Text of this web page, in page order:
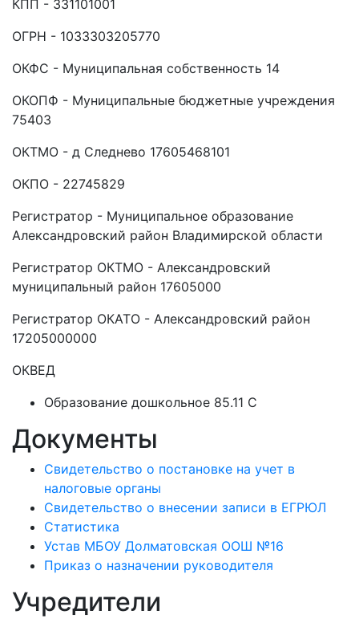
КПП - 331101001
ОГРН - 1033303205770
ОКФС - Муниципальная собственность 14
ОКОПФ - Муниципальные бюджетные учреждения
75403
ОКТМО - д Следнево 17605468101
ОКПО - 22745829
Регистратор - Муниципальное образование
Александровский район Владимирской области
Регистратор ОКТМО - Александровский
муниципальный район 17605000
Регистратор ОКАТО - Александровский район
17205000000
ОКВЕД
Образование дошкольное 85.11 C
Документы
Свидетельство о постановке на учет в
налоговые органы
Свидетельство о внесении записи в ЕГРЮЛ
Статистика
Устав МБОУ Долматовская ООШ №16
Приказ о назначении руководителя
Учредители